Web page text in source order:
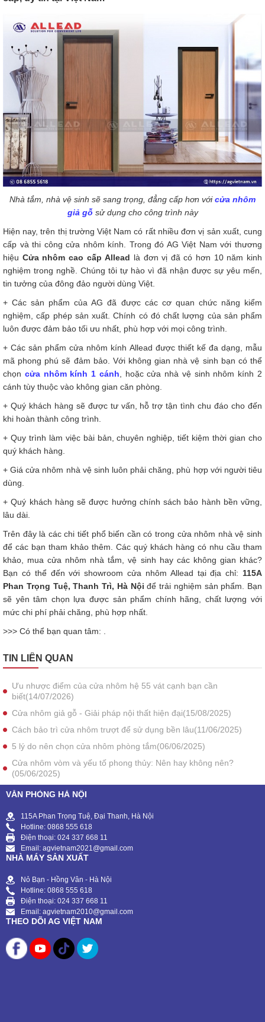
Nhà tắm, nhà vệ sinh sẽ sang trọng, đẳng cấp hơn vớicửa nhôm
giả gỗ sử dụng cho công trình này
Hiện nay, trên thị trường Việt Nam có rất nhiều đơn vị sản xuất, cung
cấp và thi công cửa nhôm kính. Trong đó AG Việt Nam với thương
hiệu Cửa nhôm cao cấp Allead là đơn vị đã có hơn 10 năm kinh
nghiệm trong nghề. Chúng tôi tự hào vì đã nhận được sự yêu mến,
tin tưởng của đông đảo người dùng Việt.
+ Các sản phẩm của AG đã được các cơ quan chức năng kiểm
nghiệm, cấp phép sản xuất. Chính có đó chất lượng của sản phẩm
luôn được đảm bảo tối ưu nhất, phù hợp với mọi công trình.
+ Các sản phẩm cửa nhôm kính Allead được thiết kế đa dạng, mẫu
mã phong phú sẽ đảm bảo. Với không gian nhà vệ sinh bạn có thể
chọn cửa nhôm kính 1 cánh , hoặc cửa nhà vệ sinh nhôm kính 2
cánh tùy thuộc vào không gian căn phòng.
+ Quý khách hàng sẽ được tư vấn, hỗ trợ tận tình chu đáo cho đến
khi hoàn thành công trình.
+ Quy trình làm việc bài bản, chuyên nghiệp, tiết kiệm thời gian cho
quý khách hàng.
+ Giá cửa nhôm nhà vệ sinh luôn phải chăng, phù hợp với người tiêu
dùng.
+ Quý khách hàng sẽ được hưởng chính sách bảo hành bền vững,
lâu dài.
Trên đây là các chi tiết phổ biến cần có trong cửa nhôm nhà vệ sinh
để các bạn tham khảo thêm. Các quý khách hàng có nhu cầu tham
khảo, mua cửa nhôm nhà tắm, vệ sinh hay các không gian khác?
Bạn có thể đến với showroom cửa nhôm Allead tại địa chỉ: 115A
Phan Trọng Tuệ, Thanh Trì, Hà Nội để trải nghiệm sản phẩm. Bạn
sẽ yên tâm chọn lựa được sản phẩm chính hãng, chất lượng với
mức chi phí phải chăng, phù hợp nhất.
>>> Có thể bạn quan tâm: .
TIN LIÊN QUAN
Ưu nhược điểm của cửa nhôm hệ 55 vát cạnh bạn cần
biết(14/07/2026)
Cửa nhôm giả gỗ - Giải pháp nội thất hiện đại(15/08/2025)
Cách bảo trì cửa nhôm trượt để sử dụng bền lâu(11/06/2025)
5 lý do nên chọn cửa nhôm phòng tắm(06/06/2025)
Cửa nhôm vòm và yếu tố phong thủy: Nên hay không nên?
(05/06/2025)
VĂN PHÒNG HÀ NỘI
115A Phan Trọng Tuệ, Đại Thanh, Hà Nội
Hotline: 0868 555 618
Điện thoại: 024 337 668 11
Email: agvietnam2021@gmail.com
NHÀ MÁY SẢN XUẤT
Nỏ Bạn - Hồng Vân - Hà Nội
Hotline: 0868 555 618
Điện thoại: 024 337 668 11
Email: agvietnam2010@gmail.com
THEO DÕI AG VIỆT NAM